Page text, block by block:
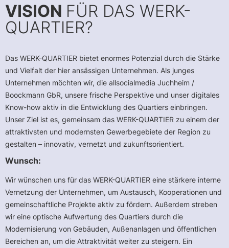
VISION FÜR DAS WERK-
QUARTIER?
Das WERK-QUARTIER bietet enormes Potenzial durch die Stärke
und Vielfalt der hier ansässigen Unternehmen. Als junges
Unternehmen möchten wir, die allsocialmedia Juchheim /
Boockmann GbR, unsere frische Perspektive und unser digitales
Know-how aktiv in die Entwicklung des Quartiers einbringen.
Unser Ziel ist es, gemeinsam das WERK-QUARTIER zu einem der
attraktivsten und modernsten Gewerbegebiete der Region zu
gestalten – innovativ, vernetzt und zukunftsorientiert.
Wunsch:
Wir wünschen uns für das WERK-QUARTIER eine stärkere interne
Vernetzung der Unternehmen, um Austausch, Kooperationen und
gemeinschaftliche Projekte aktiv zu fördern. Außerdem streben
wir eine optische Aufwertung des Quartiers durch die
Modernisierung von Gebäuden, Außenanlagen und öffentlichen
Bereichen an, um die Attraktivität weiter zu steigern. Ein